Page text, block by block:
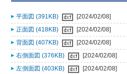
平面図 (391KB)
[2024/02/08]
正面図 (418KB)
[2024/02/08]
背面図 (407KB)
[2024/02/08]
右側面図 (376KB)
[2024/02/08]
左側面図 (403KB)
[2024/02/08]